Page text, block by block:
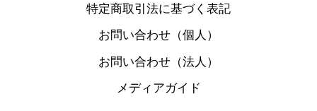
特定商取引法に基づく表記
お問い合わせ（個人）
お問い合わせ（法人）
メディアガイド